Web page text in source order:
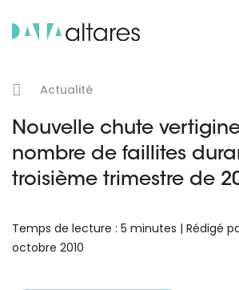
Actualité
Nouvelle chute
nombre de faillites
troisième trimestre de
Temps de lecture : 5 minutes | Rédigé
octobre 2010